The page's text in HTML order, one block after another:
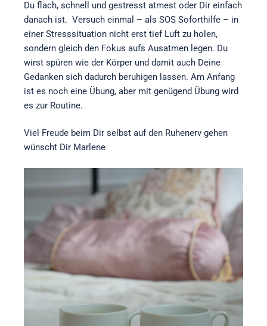
Du flach, schnell und gestresst atmest oder Dir einfach
danach ist. Versuch einmal – als SOS Soforthilfe – in
einer Stresssituation nicht erst tief Luft zu holen,
sondern gleich den Fokus aufs Ausatmen legen. Du
wirst spüren wie der Körper und damit auch Deine
Gedanken sich dadurch beruhigen lassen. Am Anfang
ist es noch eine Übung, aber mit genügend Übung wird
es zur Routine.
Viel Freude beim Dir selbst auf den Ruhenerv gehen
wünscht Dir Marlene